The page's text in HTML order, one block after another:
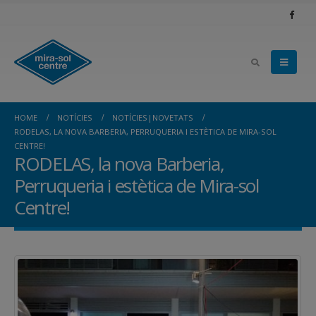
HOME NOTÍCIES
NOTÍCIES|NOVETATS
RODELAS, LA NOVA BARBERIA, PERRUQUERIA I ESTÈTICA DE MIRA-SOL
CENTRE!
RODELAS, la nova Barberia,
Perruqueria i estètica de Mira-sol
Centre!